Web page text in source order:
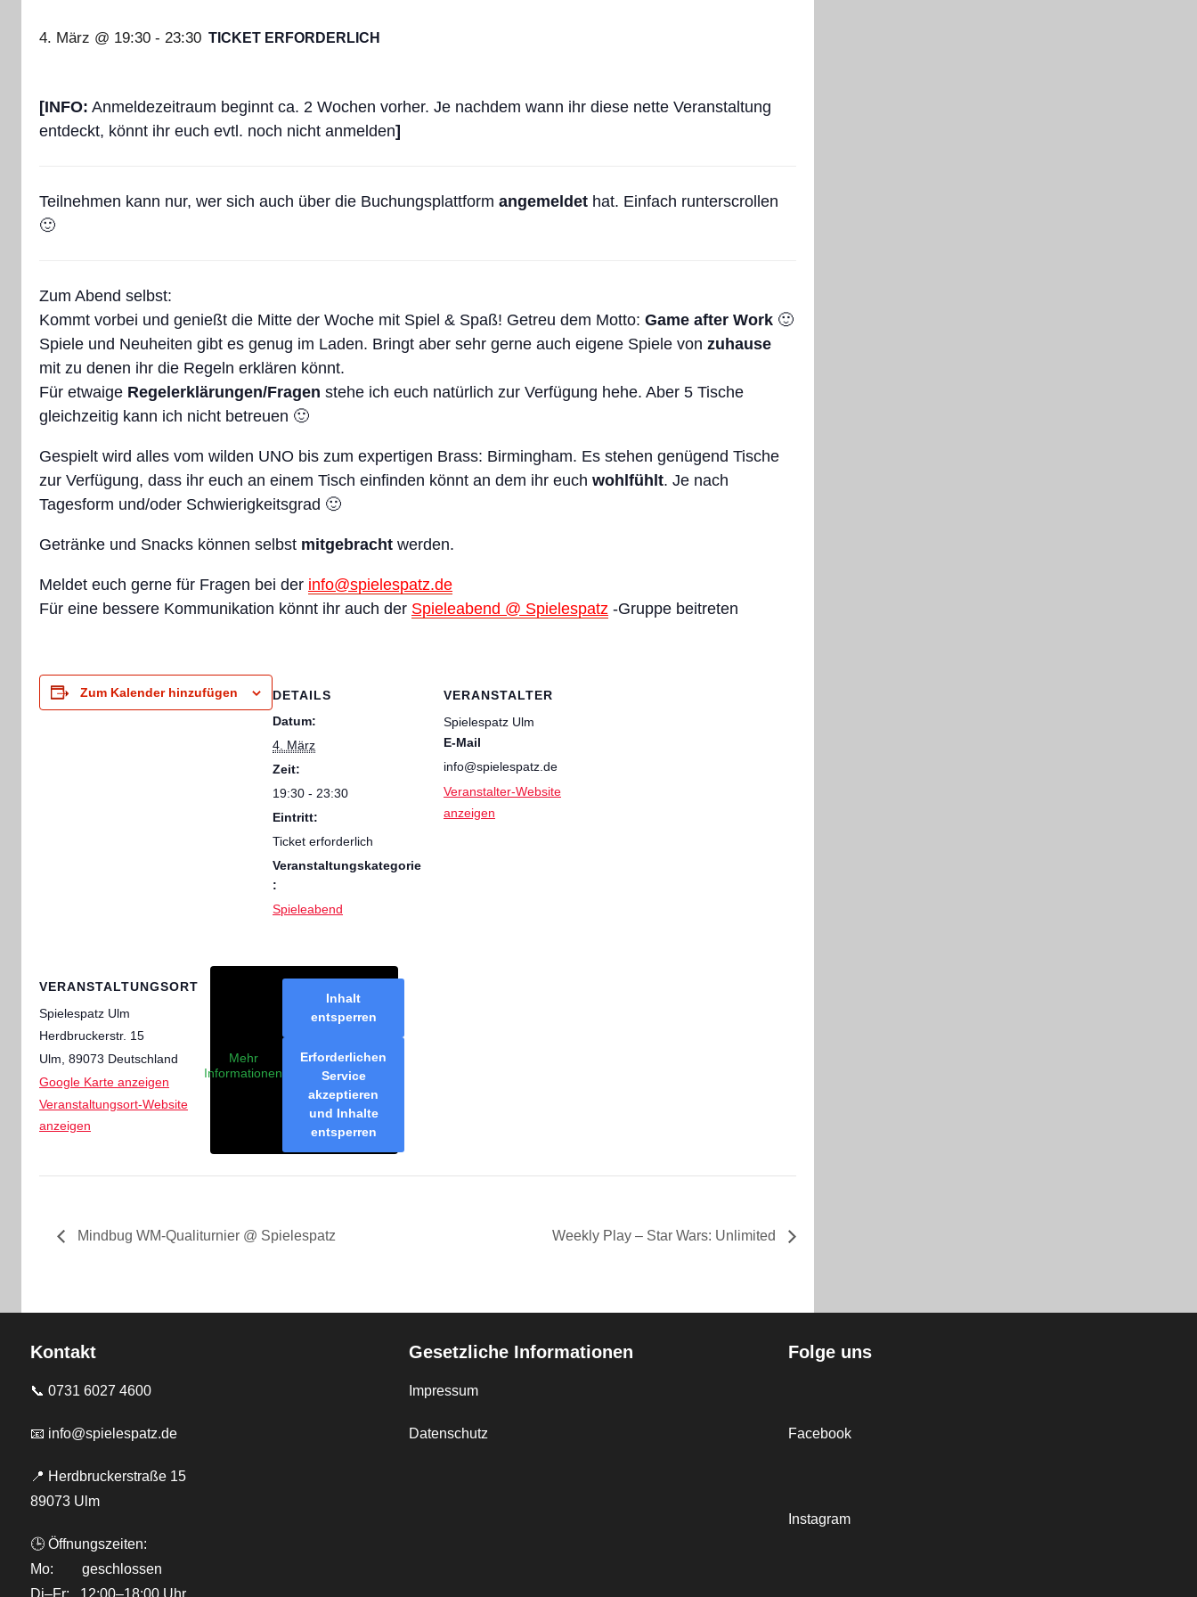
4. März @ 19:30 - 23:30 TICKET ERFORDERLICH
[INFO: Anmeldezeitraum beginnt ca. 2 Wochen vorher. Je nachdem wann ihr diese nette Veranstaltung
entdeckt, könnt ihr euch evtl. noch nicht anmelden]
Teilnehmen kann nur, wer sich auch über die Buchungsplattform angemeldet hat. Einfach runterscrollen
🙂
Zum Abend selbst:
Kommt vorbei und genießt die Mitte der Woche mit Spiel & Spaß! Getreu dem Motto: Game after Work 🙂
Spiele und Neuheiten gibt es genug im Laden. Bringt aber sehr gerne auch eigene Spiele von zuhause
mit zu denen ihr die Regeln erklären könnt.
Für etwaige Regelerklärungen/Fragen stehe ich euch natürlich zur Verfügung hehe. Aber 5 Tische
gleichzeitig kann ich nicht betreuen 🙂
Gespielt wird alles vom wilden UNO bis zum expertigen Brass: Birmingham. Es stehen genügend Tische
zur Verfügung, dass ihr euch an einem Tisch einfinden könnt an dem ihr euch wohlfühlt. Je nach
Tagesform und/oder Schwierigkeitsgrad 🙂
Getränke und Snacks können selbst mitgebracht werden.
Meldet euch gerne für Fragen bei der info@spielespatz.de
Für eine bessere Kommunikation könnt ihr auch der Spieleabend @ Spielespatz -Gruppe beitreten
Zum Kalender hinzufügen
DETAILS
Datum:
4. März
Zeit:
19:30 - 23:30
Eintritt:
Ticket erforderlich
Veranstaltungskategorie
:
Spieleabend
VERANSTALTER
Spielespatz Ulm
E-Mail
info@spielespatz.de
Veranstalter-Website
anzeigen
VERANSTALTUNGSORT
Spielespatz Ulm
Herdbruckerstr. 15
Ulm 89073 Deutschland
Google Karte anzeigen
Veranstaltungsort-Website
anzeigen
Mehr
Informationen
Inhalt
entsperren
Erforderlichen
Service
akzeptieren
und Inhalte
entsperren
Mindbug WM-Qualiturnier @ Spielespatz Weekly Play – Star Wars: Unlimited
Kontakt
📞 0731 6027 4600
📧 info@spielespatz.de
📍 Herdbruckerstraße 15
89073 Ulm
🕒 Öffnungszeiten:
Mo: geschlossen
Di–Fr: 12:00–18:00 Uhr
Gesetzliche Informationen
Impressum
Datenschutz
Folge uns
Facebook
Instagram